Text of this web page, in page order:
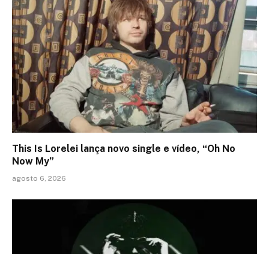
This Is Lorelei lança novo single e vídeo, “Oh No
Now My”
agosto 6, 2026